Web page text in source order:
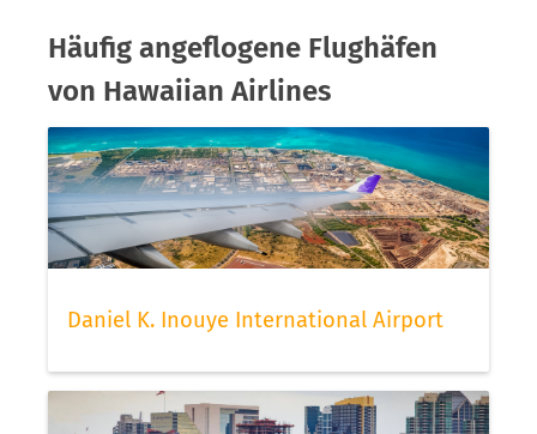
Häufig angeflogene Flughäfen
von Hawaiian Airlines
Daniel K. Inouye International Airport